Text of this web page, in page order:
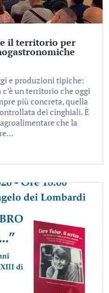
il territorio per
e produzioni tipiche:
un territorio che oggi
più concreta, quella
dei cinghiali. È
che la